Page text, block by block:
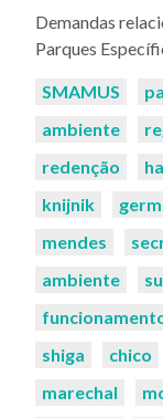
Demandas
Parques
Palavras-
SMAMUS
ambiente
redenção
knijnik
mendes
ambiente
shiga
chico
marechal